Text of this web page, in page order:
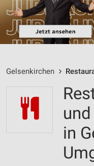
Gelsenkirchen
in